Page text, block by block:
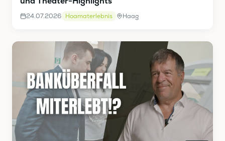
24.07.2026 Hoamaterlebnis Haag